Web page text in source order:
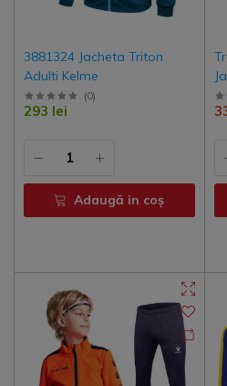
3881324 Jacheta Triton
Adulti Kelme
(0)
293 lei
Adaugă in coş